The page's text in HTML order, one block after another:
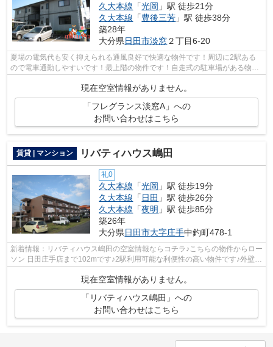
久大本線 「光岡 」駅 徒歩21分
久大本線 「豊後三芳 」駅 徒歩38分
築28年
大分県日田市淡窓２丁目6-20
夏場の電気代も安く抑えられる通風良好で快適な物件です！周辺に2駅ある
ので電車通勤しやすいです！最上階の物件です！自走式の駐車場がある物件
です！物件探しをはじめた方、当社をご...
現在空室情報がありません。
「フレグランス淡窓A」への
お問い合わせはこちら
賃貸 | マンション リバティハウス嶋田
礼0
久大本線 「光岡 」駅 徒歩19分
久大本線 「 日田 」駅 徒歩26分
久大本線 「夜明 」駅 徒歩85分
築26年
大分県日田市大字庄手中釣町478-1
新着情報：リバティハウス嶋田の空室情報ならコチラ♪こちらの物件からロー
ソン 日田庄手店まで102mです♪2駅利用可能な利便性の高い物件です♪外壁は
現在空室情報がありません。
「リバティハウス嶋田」への
お問い合わせはこちら